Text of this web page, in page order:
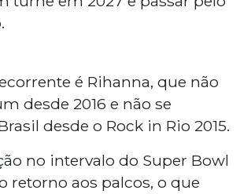
é Rihanna, que não
desde 2016 e não se
desde o Rock in Rio 2015.
no intervalo do Super Bowl
retorno aos palcos, o que